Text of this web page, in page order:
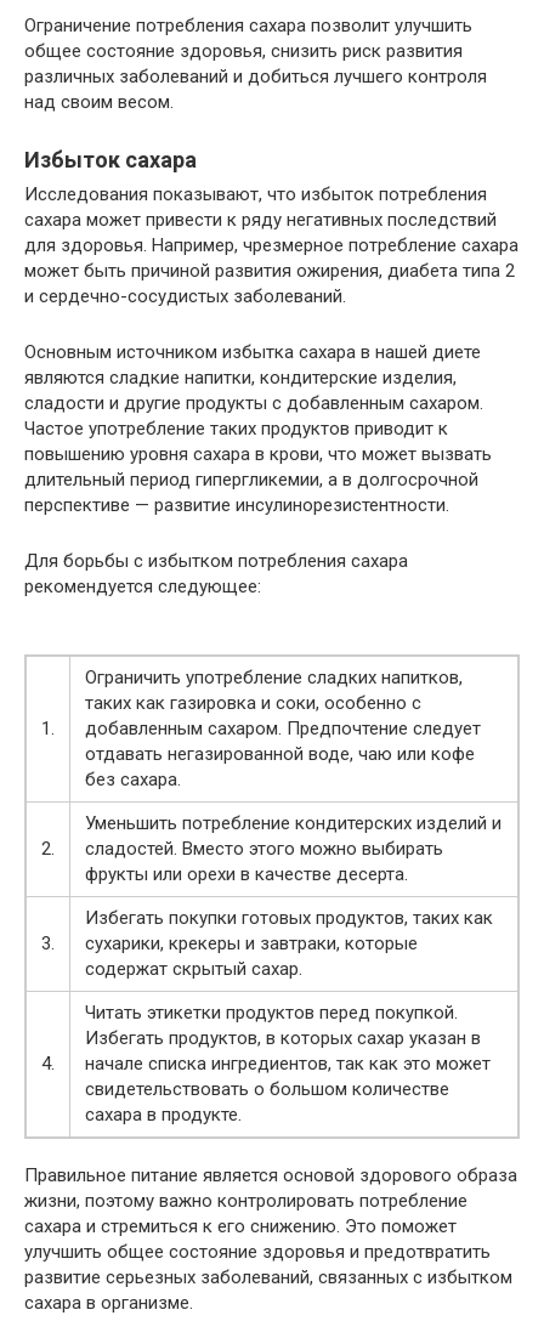
Ограничение потребления сахара позволит улучшить
общее состояние здоровья, снизить риск развития
различных заболеваний и добиться лучшего контроля
над своим весом.
Избыток сахара
Исследования показывают, что избыток потребления
сахара может привести к ряду негативных последствий
для здоровья. Например, чрезмерное потребление сахара
может быть причиной развития ожирения, диабета типа 2
и сердечно-сосудистых заболеваний.
Основным источником избытка сахара в нашей диете
являются сладкие напитки, кондитерские изделия,
сладости и другие продукты с добавленным сахаром.
Частое употребление таких продуктов приводит к
повышению уровня сахара в крови, что может вызвать
длительный период гипергликемии, а в долгосрочной
перспективе — развитие инсулинорезистентности.
Для борьбы с избытком потребления сахара
рекомендуется следующее:
1.
Ограничить употребление сладких напитков,
таких как газировка и соки, особенно с
добавленным сахаром. Предпочтение следует
отдавать негазированной воде, чаю или кофе
без сахара.
2.
Уменьшить потребление кондитерских изделий и
сладостей. Вместо этого можно выбирать
фрукты или орехи в качестве десерта.
3.
Избегать покупки готовых продуктов, таких как
сухарики, крекеры и завтраки, которые
содержат скрытый сахар.
4.
Читать этикетки продуктов перед покупкой.
Избегать продуктов, в которых сахар указан в
начале списка ингредиентов, так как это может
свидетельствовать о большом количестве
сахара в продукте.
Правильное питание является основой здорового образа
жизни, поэтому важно контролировать потребление
сахара и стремиться к его снижению. Это поможет
улучшить общее состояние здоровья и предотвратить
развитие серьезных заболеваний, связанных с избытком
сахара в организме.